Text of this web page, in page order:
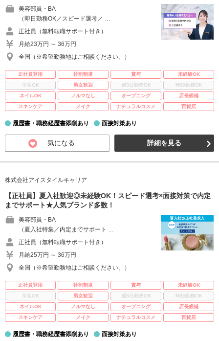
美容部員・BA
（即日勤務OK／スピード選考／ …
正社員（無料転職サポート付き）
月給23万円 ～ 36万円
全国（※希望勤務地はご相談ください。）
正社員登用 社割制度 賞与
未経験OK
学生OK
男女歓迎 週3日勤務OK
時短勤務OK
ネイルOK
ノルマなし オープニング
店長候補
スキンケア
メイク ナチュラルコスメ 百貨店
履歴書・職務経歴書添削あり 面接対策あり
気になる 詳細を見る
株式会社アイスタイルキャリア
【正社員】夏入社歓迎◎未経験OK！スピード選考×面接対策で内定
までサポート★人気ブランド多数！
美容部員・BA
（夏入社特集／内定までサポート …
正社員（無料転職サポート付き）
月給25万円 ～ 36万円
全国（※希望勤務地はご相談ください。）
正社員登用 社割制度 賞与
未経験OK
学生OK
男女歓迎 週3日勤務OK
時短勤務OK
ネイルOK
ノルマなし オープニング
店長候補
スキンケア
メイク ナチュラルコスメ 百貨店
履歴書・職務経歴書添削あり 面接対策あり